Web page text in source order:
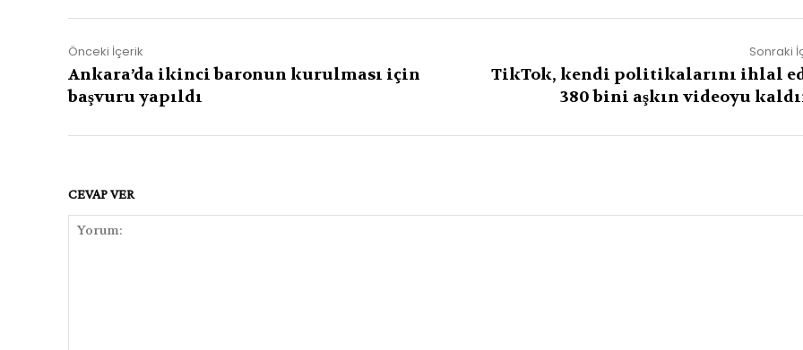
Önceki İçerik
Ankara’da ikinci baronun kurulması için
başvuru yapıldı
Sonraki
TikTok, kendi politikalarını ihlal
380 bini aşkın videoyu
CEVAP VER